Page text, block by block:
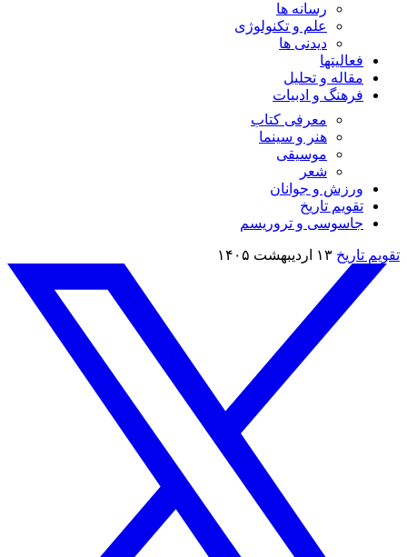
رسانه ها
علم و تکنولوژی
دیدنی ها
فعالیتها
مقاله و تحلیل
فرهنگ و ادبیات
معرفی کتاب
هنر و سینما
موسیقی
شعر
ورزش و جوانان
تقویم تاريخ
جاسوسی و تروریسم
تقویم تاريخ ۱۳ اردیبهشت ۱۴۰۵